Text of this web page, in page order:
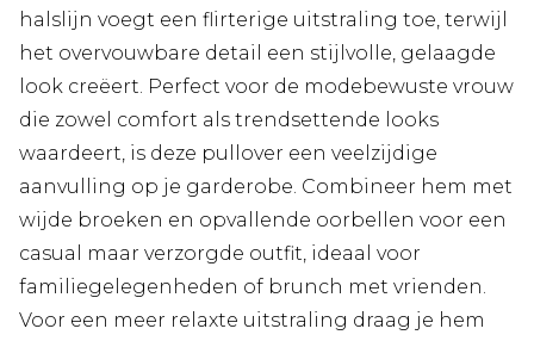
halslijn voegt een flirterige uitstraling toe, terwijl
het overvouwbare detail een stijlvolle, gelaagde
look creëert. Perfect voor de modebewuste vrouw
die zowel comfort als trendsettende looks
waardeert, is deze pullover een veelzijdige
aanvulling op je garderobe. Combineer hem met
wijde broeken en opvallende oorbellen voor een
casual maar verzorgde outfit, ideaal voor
familiegelegenheden of brunch met vrienden.
Voor een meer relaxte uitstraling draag je hem